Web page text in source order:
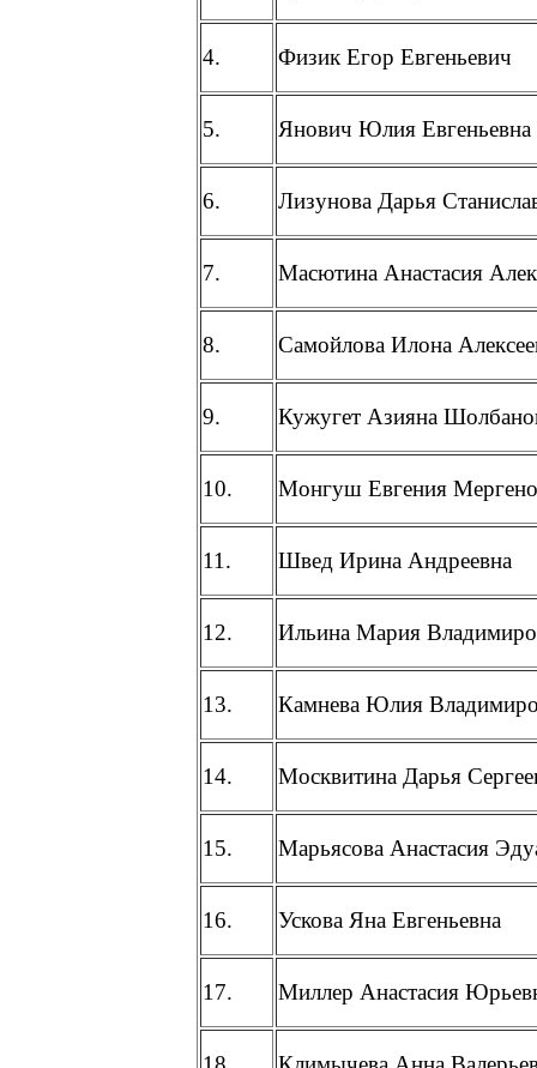
4. Физик Егор Евгеньевич
5. Янович Юлия Евгеньевна
6. Лизунова Дарья
7. Масютина Анастасия
8. Самойлова Илона
9. Кужугет Азияна
10. Монгуш Евгения
11. Швед Ирина Андреевна
12. Ильина Мария
13. Камнева Юлия
14. Москвитина Дарья
15. Марьясова Анастасия
16. Ускова Яна Евгеньевна
17. Миллер Анастасия